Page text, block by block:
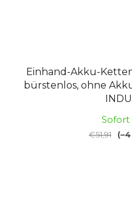
Einhand-Akku-
bürstenlos, ohne
€51,91 (–4